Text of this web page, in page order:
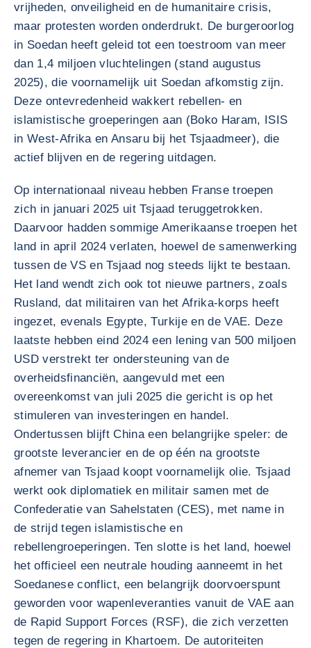
vrijheden, onveiligheid en de humanitaire crisis,
maar protesten worden onderdrukt. De burgeroorlog
in Soedan heeft geleid tot een toestroom van meer
dan 1,4 miljoen vluchtelingen (stand augustus
2025), die voornamelijk uit Soedan afkomstig zijn.
Deze ontevredenheid wakkert rebellen- en
islamistische groeperingen aan (Boko Haram, ISIS
in West-Afrika en Ansaru bij het Tsjaadmeer), die
actief blijven en de regering uitdagen.
Op internationaal niveau hebben Franse troepen
zich in januari 2025 uit Tsjaad teruggetrokken.
Daarvoor hadden sommige Amerikaanse troepen het
land in april 2024 verlaten, hoewel de samenwerking
tussen de VS en Tsjaad nog steeds lijkt te bestaan.
Het land wendt zich ook tot nieuwe partners, zoals
Rusland, dat militairen van het Afrika-korps heeft
ingezet, evenals Egypte, Turkije en de VAE. Deze
laatste hebben eind 2024 een lening van 500 miljoen
USD verstrekt ter ondersteuning van de
overheidsfinanciën, aangevuld met een
overeenkomst van juli 2025 die gericht is op het
stimuleren van investeringen en handel.
Ondertussen blijft China een belangrijke speler: de
grootste leverancier en de op één na grootste
afnemer van Tsjaad koopt voornamelijk olie. Tsjaad
werkt ook diplomatiek en militair samen met de
Confederatie van Sahelstaten (CES), met name in
de strijd tegen islamistische en
rebellengroeperingen. Ten slotte is het land, hoewel
het officieel een neutrale houding aanneemt in het
Soedanese conflict, een belangrijk doorvoerspunt
geworden voor wapenleveranties vanuit de VAE aan
de Rapid Support Forces (RSF), die zich verzetten
tegen de regering in Khartoem. De autoriteiten